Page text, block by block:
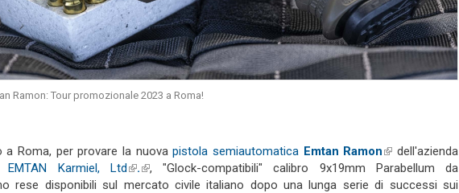
Ramon: Tour promozionale 2023 a Roma!
a Roma, per provare la nuovapistola semiautomatica Emtan Ramon(link is
external)
dell'azienda
EMTAN Karmiel, Ltd(link is external)
.(link is external)
, "Glock-compatibili" calibro 9x19mm Parabellum da
rese disponibili sul mercato civile italiano dopo una lunga serie di successi sui